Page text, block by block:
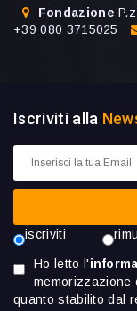
Fondazione
+39 080 3715025
Iscriviti alla
iscriviti
Ho letto l'
memorizzazione
quanto stabilito dal